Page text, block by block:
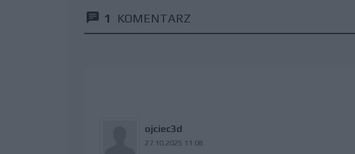
1 KOMENTARZ
ojciec3d
27.10.2025 11:08